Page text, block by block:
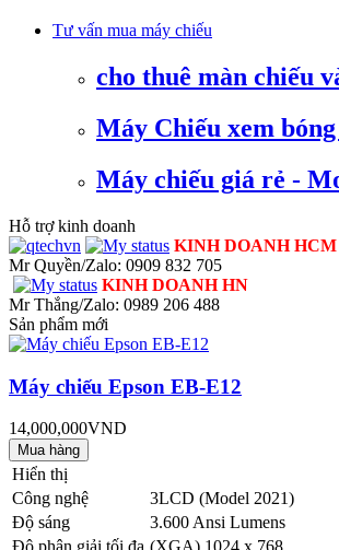
Tư vấn mua máy chiếu
cho thuê màn chiếu
Máy Chiếu xem
Máy chiếu giá rẻ -
Hỗ trợ kinh doanh
KINH DOANH HCM
Mr Quyền/Zalo: 0909 832 705
KINH DOANH HN
Mr Thắng/Zalo: 0989 206 488
Sản phẩm mới
Máy chiếu Epson EB-E12
14,000,000VND
Hiển thị
Công nghệ
3LCD (Model 2021)
Độ sáng
3.600 Ansi Lumens